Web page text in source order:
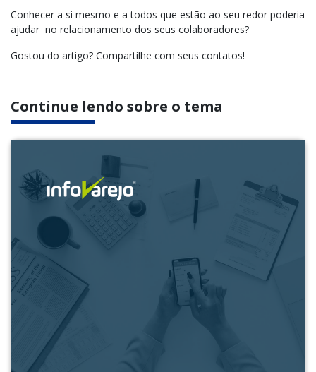
Conhecer a si mesmo e a todos que estão ao seu redor poderia
ajudar no relacionamento dos seus colaboradores?
Gostou do artigo? Compartilhe com seus contatos!
Continue lendo sobre o tema